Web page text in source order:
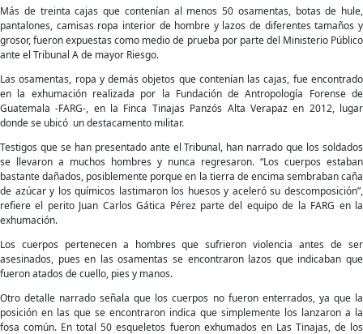
de
febrero:
Osamentas
de
prueba,
ratifican
hombres
fueron
torturados
y
asesinados
Más de treinta cajas que contenían al menos 50 osamentas, botas de hule,
pantalones, camisas ropa interior de hombre y lazos de diferentes tamaños y
grosor, fueron expuestas como medio de prueba por parte del Ministerio Público
ante el Tribunal A de mayor Riesgo.
Las osamentas, ropa y demás objetos que contenían las cajas, fue encontrado
en la exhumación realizada por la Fundación de Antropología Forense de
Guatemala -FARG-, en la Finca Tinajas Panzós Alta Verapaz en 2012, lugar
donde se ubicó un destacamento militar.
Testigos que se han presentado ante el Tribunal, han narrado que los soldados
se llevaron a muchos hombres y nunca regresaron. “Los cuerpos estaban
bastante dañados, posiblemente porque en la tierra de encima sembraban caña
de azúcar y los químicos lastimaron los huesos y aceleró su descomposición”,
refiere el perito Juan Carlos Gática Pérez parte del equipo de la FARG en la
exhumación.
Los cuerpos pertenecen a hombres que sufrieron violencia antes de ser
asesinados, pues en las osamentas se encontraron lazos que indicaban que
fueron atados de cuello, pies y manos.
Otro detalle narrado señala que los cuerpos no fueron enterrados, ya que la
posición en las que se encontraron indica que simplemente los lanzaron a la
fosa común. En total 50 esqueletos fueron exhumados en Las Tinajas, de los